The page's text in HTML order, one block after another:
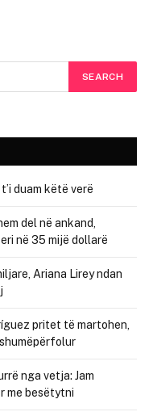
duam këtë verë
del në ankand,
në 35 mijë dollarë
Ariana Lirey ndan
pritet të martohen,
nga vetja: Jam
me besëtytni